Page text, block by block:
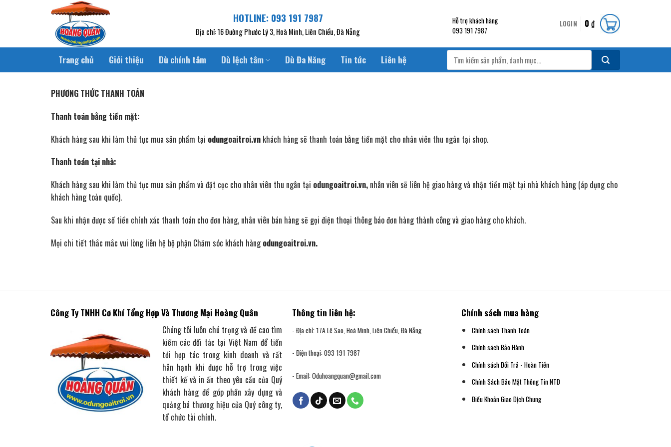
HOTLINE: 093 191 7987
Địa chỉ: 16 Đường Phước Lý 3, Hoà Minh, Liên Chiểu, Đà Nẵng
Hỗ trợ khách hàng
093 191 7987
LOGIN 0 ₫
Trang chủ Giới thiệu Dù chính tâm Dù lệch tâm Dù Đa Năng Tin tức Liên hệ
Search
for:
PHƯƠNG THỨC THANH TOÁN
Thanh toán bằng tiền mặt:
Khách hàng sau khi làm thủ tục mua sản phẩm tại odungoaitroi.vn khách hàng sẽ thanh toán bằng tiền mặt cho nhân viên thu ngân tại shop.
Thanh toán tại nhà:
Khách hàng sau khi làm thủ tục mua sản phẩm và đặt cọc cho nhân viên thu ngân tại odungoaitroi.vn, nhân viên sẽ liên hệ giao hàng và nhận tiền mặt tại nhà khách hàng (áp dụng cho
khách hàng toàn quốc).
Sau khi nhận được số tiền chính xác thanh toán cho đơn hàng, nhân viên bán hàng sẽ gọi điện thoại thông báo đơn hàng thành công và giao hàng cho khách.
Mọi chi tiết thắc mắc vui lòng liên hệ bộ phận Chăm sóc khách hàngodungoaitroi.vn.
Công Ty TNHH Cơ Khí Tổng Hợp Và Thương Mại Hoàng Quân
Chúng tôi luôn chú trọng và đề cao tìm
kiếm các đối tác tại Việt Nam để tiến
tới hợp tác trong kinh doanh và rất
hân hạnh khi được hỗ trợ trong việc
thiết kế và in ấn theo yêu cầu của Quý
khách hàng để góp phần xây dựng và
quảng bá thương hiệu của Quý công ty,
tổ chức tài chính.
Thông tin liên hệ:
- Địa chỉ: 17A Lê Sao, Hoà Minh, Liên Chiểu, Đà Nẵng
- Điện thoại: 093 191 7987
- Email:Oduhoangquan@gmail.com
Chính sách mua hàng
Chính sách Thanh Toán
Chính sách Bảo Hành
Chính sách Đổi Trả - Hoàn Tiền
Chính Sách Bảo Mật Thông Tin NTD
Điều Khoản Giao Dịch Chung